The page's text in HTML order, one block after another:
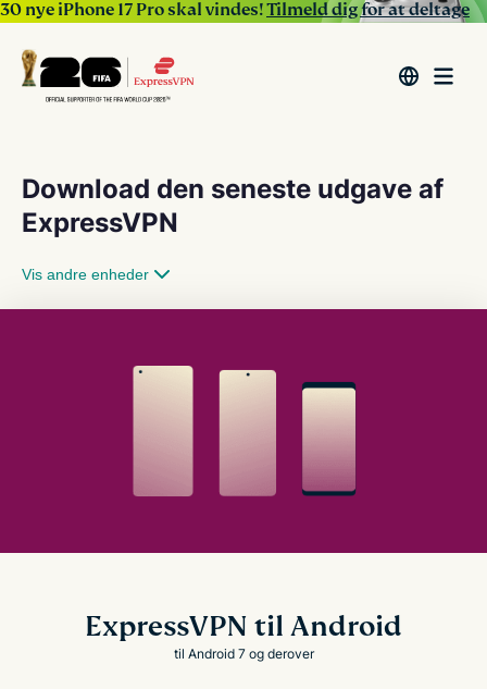
30 nye iPhone 17 Pro skal vindes!Tilmeld dig for at deltage
Download den seneste udgave af
ExpressVPN
Vis andre enheder
ExpressVPN til Android
til Android 7 og derover